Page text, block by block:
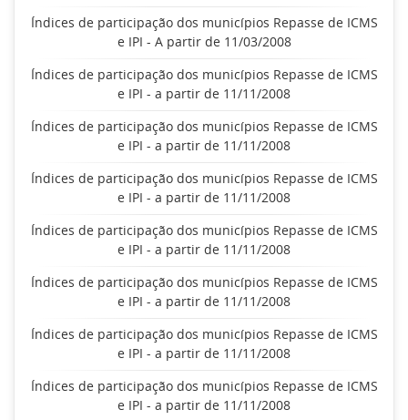
Índices de participação dos municípios Repasse de ICMS
e IPI - A partir de 11/03/2008
Índices de participação dos municípios Repasse de ICMS
e IPI - a partir de 11/11/2008
Índices de participação dos municípios Repasse de ICMS
e IPI - a partir de 11/11/2008
Índices de participação dos municípios Repasse de ICMS
e IPI - a partir de 11/11/2008
Índices de participação dos municípios Repasse de ICMS
e IPI - a partir de 11/11/2008
Índices de participação dos municípios Repasse de ICMS
e IPI - a partir de 11/11/2008
Índices de participação dos municípios Repasse de ICMS
e IPI - a partir de 11/11/2008
Índices de participação dos municípios Repasse de ICMS
e IPI - a partir de 11/11/2008